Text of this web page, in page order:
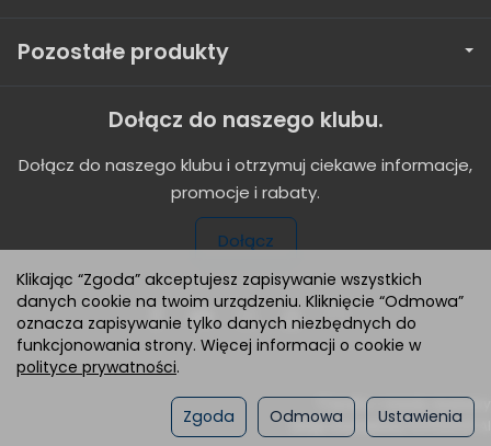
Pozostałe produkty
Dołącz do naszego klubu.
Dołącz do naszego klubu i otrzymuj ciekawe informacje,
promocje i rabaty.
Dołącz
*) brutto +koszty dostawy
Sklep internetowy SOTESHOP AI
Klikając “Zgoda” akceptujesz zapisywanie wszystkich
danych cookie na twoim urządzeniu. Kliknięcie “Odmowa”
oznacza zapisywanie tylko danych niezbędnych do
funkcjonowania strony. Więcej informacji o cookie w
polityce prywatności.
Ustawienia
Odmowa
Zgoda